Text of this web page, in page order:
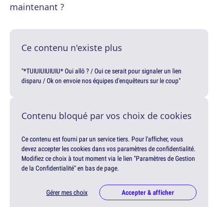
maintenant ?
Ce contenu n'existe plus
"*TUIUIUIUIUIU* Oui allô ? / Oui ce serait pour signaler un lien
disparu / Ok on envoie nos équipes d'enquêteurs sur le coup"
Contenu bloqué par vos choix de cookies
Ce contenu est fourni par un service tiers. Pour l'afficher, vous
devez accepter les cookies dans vos paramètres de confidentialité.
Modifiez ce choix à tout moment via le lien "Paramètres de Gestion
de la Confidentialité" en bas de page.
Gérer mes choix Accepter & afficher